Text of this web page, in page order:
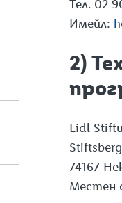
Тел. 02
Имейл:
2)
Lidl
74167
Местен